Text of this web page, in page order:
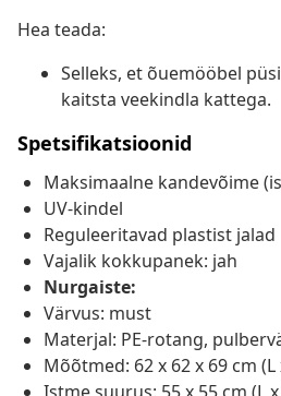
Hea teada:
Selleks, et õuemööbel
kaitsta veekindla kattega.
Spetsifikatsioonid
Maksimaalne kandevõime
UV-kindel
Reguleeritavad plastist jalad
Vajalik kokkupanek: jah
Nurgaiste:
Värvus: must
Materjal: PE-rotang,
Mõõtmed: 62 x 62 x 69 cm (L